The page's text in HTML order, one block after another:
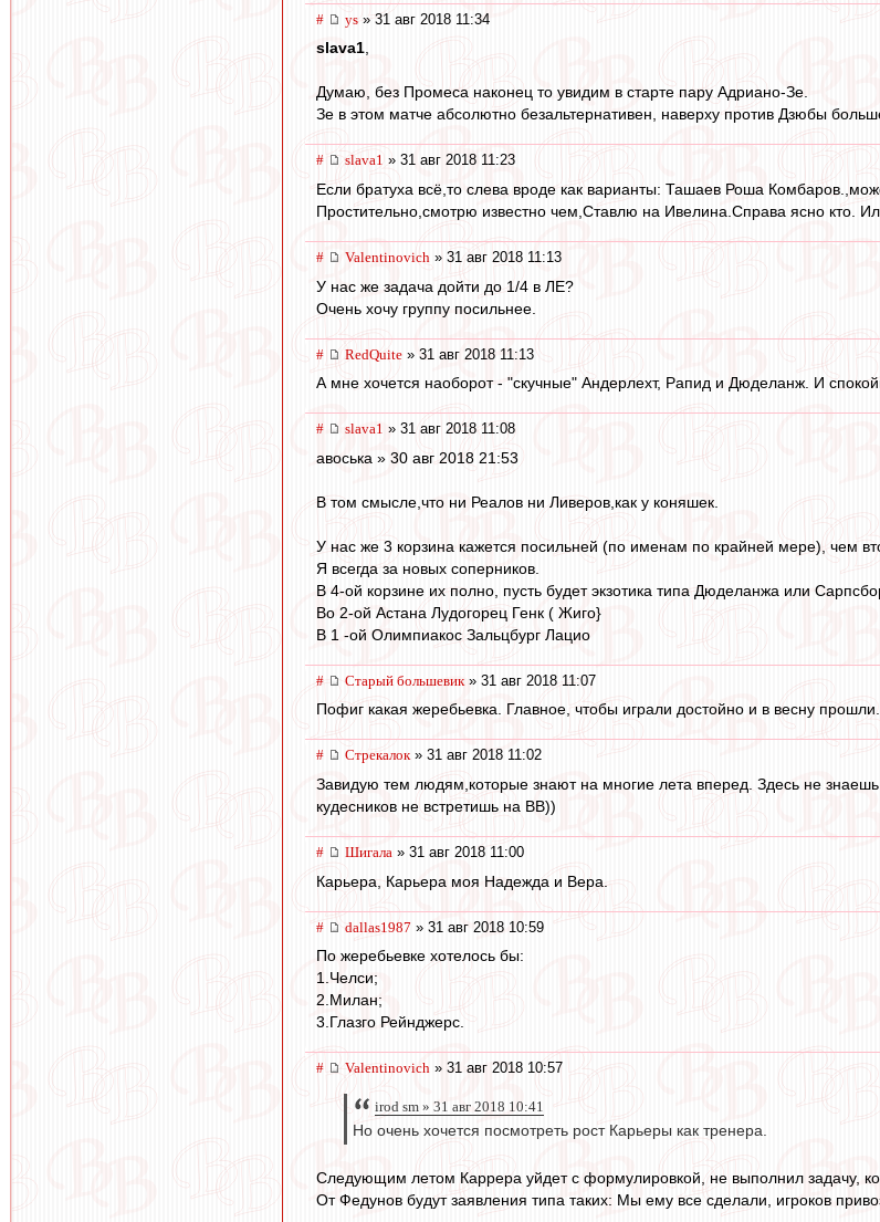
# ys » 31 авг 2018 11:34
slava1,
Думаю, без Промеса наконец то увидим в старте пару Адриано-Зе.
Зе в этом матче абсолютно безальтернативен, наверху против Дзюбы
# slava1 » 31 авг 2018 11:23
Если братуха всё,то слева вроде как варианты: Ташаев Роша
Простительно,cмотрю известно чем,Ставлю на Ивелина.Справа ясно кто.
# Valentinovich » 31 авг 2018 11:13
У нас же задача дойти до 1/4 в ЛЕ?
Очень хочу группу посильнее.
# RedQuite » 31 авг 2018 11:13
А мне хочется наоборот - "скучные" Андерлехт, Рапид и Дюделанж. И
# slava1 » 31 авг 2018 11:08
авоська » 30 авг 2018 21:53
В том смысле,что ни Реалов ни Ливеров,как у коняшек.
У нас же 3 корзина кажется посильней (по именам по крайней мере), чем
Я всегда за новых соперников.
В 4-ой корзине их полно, пусть будет экзотика типа Дюделанжа или
Во 2-ой Астана Лудогорец Генк ( Жиго}
В 1 -ой Олимпиакос Зальцбург Лацио
# Старый большевик » 31 авг 2018 11:07
Пофиг какая жеребьевка. Главное, чтобы играли достойно и в весну прошли.
# Стрекалок» 31 авг 2018 11:02
Завидую тем людям,которые знают на многие лета вперед. Здесь не знаешь
кудесников не встретишь на ВВ))
# Шигала » 31 авг 2018 11:00
Карьера, Карьера моя Надежда и Вера.
# dallas1987 » 31 авг 2018 10:59
По жеребьевке хотелось бы:
1.Челси;
2.Милан;
3.Глазго Рейнджерс.
# Valentinovich » 31 авг 2018 10:57
irod sm » 31 авг 2018 10:41
Но очень хочется посмотреть рост Карьеры как тренера.
Следующим летом Каррера уйдет с формулировкой, не выполнил задачу,
От Федунов будут заявления типа таких: Мы ему все сделали, игроков